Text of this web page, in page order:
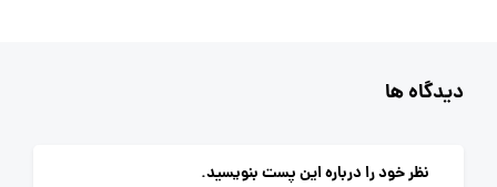
دیدگاه ها
نظر خود را درباره این پست بنویسید.